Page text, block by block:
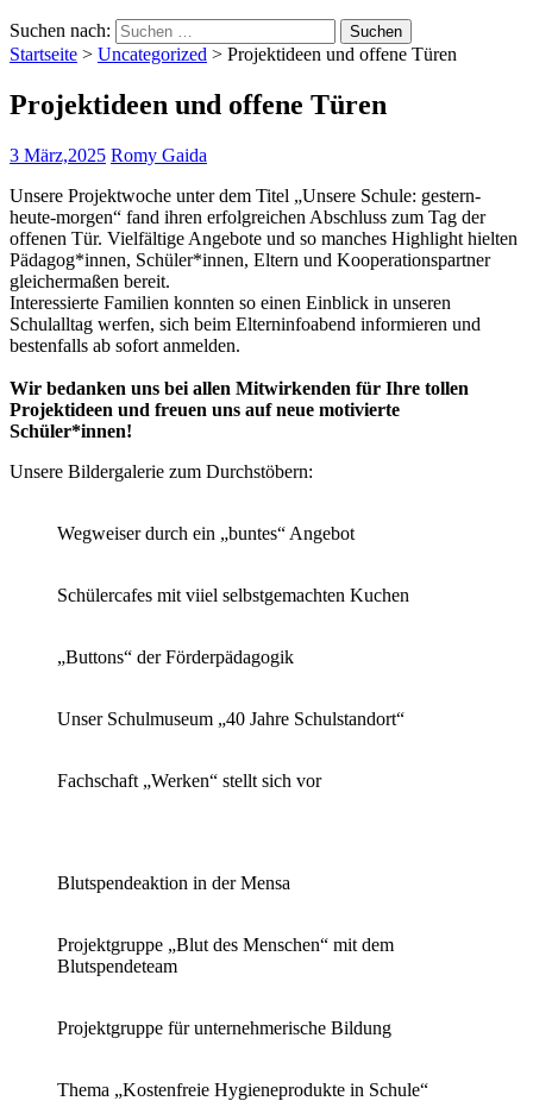
Suchen nach:
Startseite > Uncategorized > Projektideen und offene Türen
Projektideen und offene Türen
3 März,2025 Romy Gaida
Unsere Projektwoche unter dem Titel „Unsere Schule: gestern-
heute-morgen“ fand ihren erfolgreichen Abschluss zum Tag der
offenen Tür. Vielfältige Angebote und so manches Highlight hielten
Pädagog*innen, Schüler*innen, Eltern und Kooperationspartner
gleichermaßen bereit.
Interessierte Familien konnten so einen Einblick in unseren
Schulalltag werfen, sich beim Elterninfoabend informieren und
bestenfalls ab sofort anmelden.
Wir bedanken uns bei allen Mitwirkenden für Ihre tollen
Projektideen und freuen uns auf neue motivierte
Schüler*innen!
Unsere Bildergalerie zum Durchstöbern:
Wegweiser durch ein „buntes“ Angebot
Schülercafes mit viiel selbstgemachten Kuchen
„Buttons“ der Förderpädagogik
Unser Schulmuseum „40 Jahre Schulstandort“
Fachschaft „Werken“ stellt sich vor
Blutspendeaktion in der Mensa
Projektgruppe „Blut des Menschen“ mit dem
Blutspendeteam
Projektgruppe für unternehmerische Bildung
Thema „Kostenfreie Hygieneprodukte in Schule“